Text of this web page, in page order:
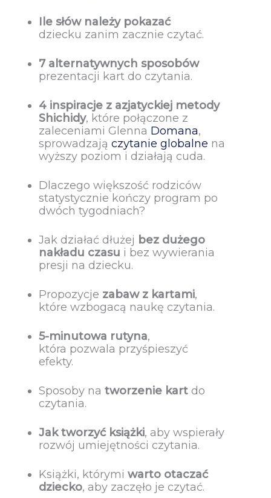
Ile słów należy pokazać
dziecku zanim zacznie czytać.
7 alternatywnych sposobów
prezentacji kart do czytania.
4 inspiracje z azjatyckiej metody
Shichidy, które połączone z
zaleceniami Glenna Domana,
sprowadzają czytanie globalne na
wyższy poziom i działają cuda.
Dlaczego większość rodziców
statystycznie kończy program po
dwóch tygodniach?
Jak działać dłużej bez dużego
nakładu czasu i bez wywierania
presji na dziecku.
Propozycje zabaw z kartami,
które wzbogacą naukę czytania.
5-minutowa rutyna,
która pozwala przyśpieszyć
efekty.
Sposoby na tworzenie kart do
czytania.
Jak tworzyć książki, aby wspierały
rozwój umiejętności czytania.
Książki, którymi warto otaczać
dziecko, aby zaczęło je czytać.